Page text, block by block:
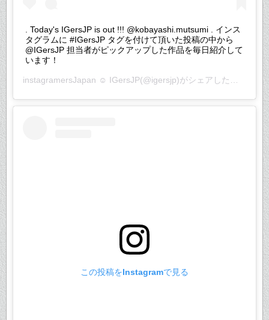
. Today's IGersJP is out !!! @kobayashi.mutsumi . インス
タグラムに #IGersJP タグを付けて頂いた投稿の中から
@IGersJP 担当者がピックアップした作品を毎日紹介して
います！
instagramersJapan ☺︎ IGersJP(@igersjp)がシェアした投稿 –
この投稿をInstagramで見る